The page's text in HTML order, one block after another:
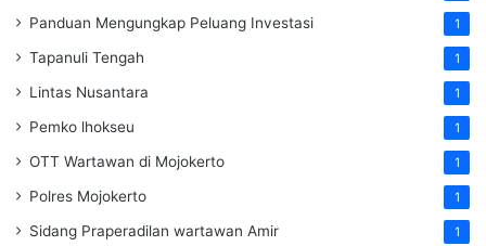
Panduan Mengungkap Peluang Investasi 1
Tapanuli Tengah 1
Lintas Nusantara 1
Pemko lhokseu 1
OTT Wartawan di Mojokerto 1
Polres Mojokerto 1
Sidang Praperadilan wartawan Amir 1